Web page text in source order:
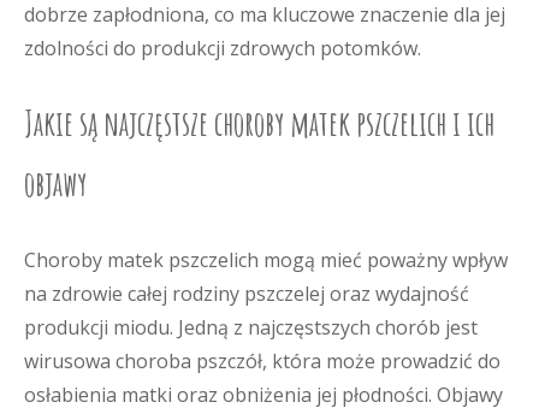
dobrze zapłodniona, co ma kluczowe znaczenie dla jej
zdolności do produkcji zdrowych potomków.
Jakie są najczęstsze choroby matek pszczelich i ich
objawy
Choroby matek pszczelich mogą mieć poważny wpływ
na zdrowie całej rodziny pszczelej oraz wydajność
produkcji miodu. Jedną z najczęstszych chorób jest
wirusowa choroba pszczół, która może prowadzić do
osłabienia matki oraz obniżenia jej płodności. Objawy